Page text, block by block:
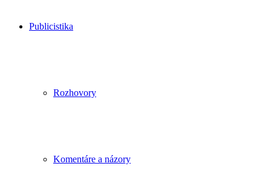
Publicistika
Rozhovory
Komentáre a názory